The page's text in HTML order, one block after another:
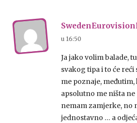
u 16:50
Ja jako volim balade,
svakog tipa i to će reći
me poznaje, međutim,
apsolutno me ništa
nemam zamjerke, no
jednostavno … a